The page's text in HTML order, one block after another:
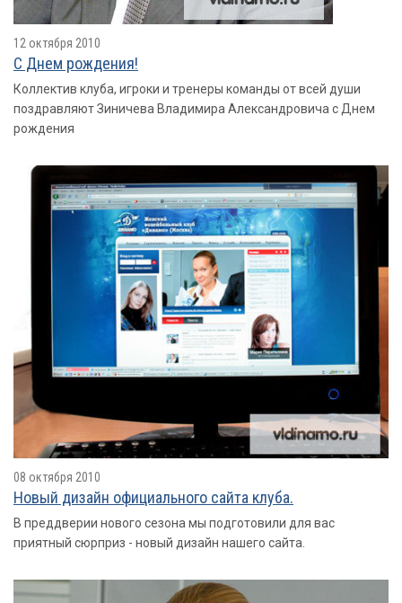
12 октября 2010
С Днем рождения!
Коллектив клуба, игроки и тренеры команды от всей души
поздравляют Зиничева Владимира Александровича с Днем
рождения
08 октября 2010
Новый дизайн официального сайта клуба.
В преддверии нового сезона мы подготовили для вас
приятный сюрприз - новый дизайн нашего сайта.